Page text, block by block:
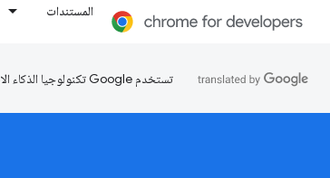
المستندات
تستخدم Google تكنولوجيا الذكاء الاصطناعي لترجمة المحتوى إلى لغتك المفضّلة، وقد تتضمّن بعض الأخطاء.